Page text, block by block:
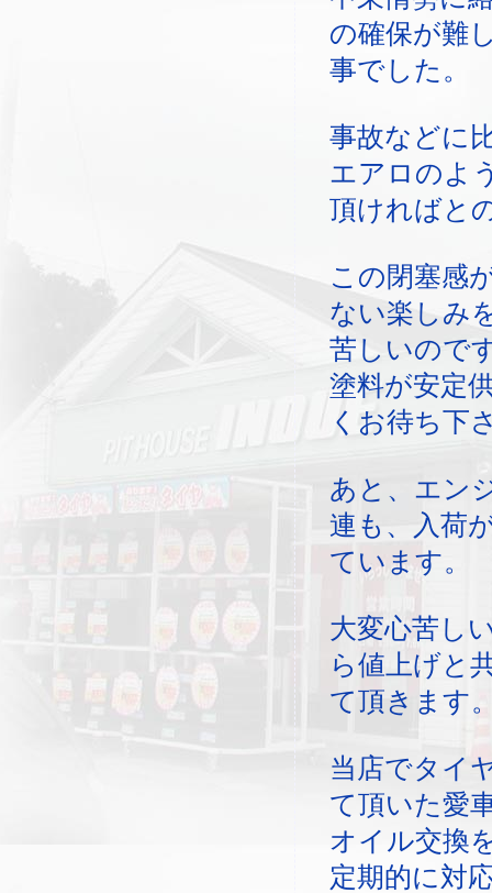
の確保が難
事でした。
事故などに
エアロのよ
頂ければと
この閉塞感
ない楽しみ
苦しいので
塗料が安定
くお待ち下
あと、エン
連も、入荷
ています。
大変心苦し
ら値上げと
て頂きます
当店でタイ
て頂いた愛
オイル交換
定期的に対